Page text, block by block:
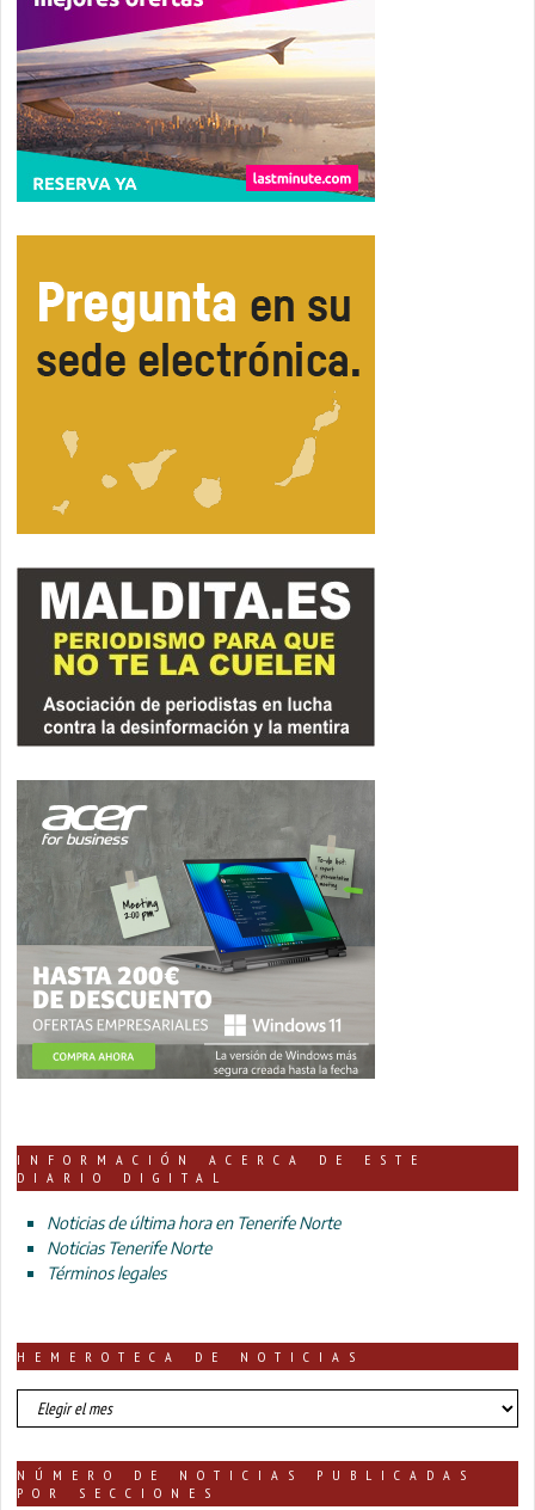
INFORMACIÓN ACERCA DE ESTE
DIARIO DIGITAL
Noticias de última hora en Tenerife Norte
Noticias Tenerife Norte
Términos legales
HEMEROTECA DE NOTICIAS
HEMEROTECA
DE
NÚMERO DE NOTICIAS PUBLICADAS
POR SECCIONES